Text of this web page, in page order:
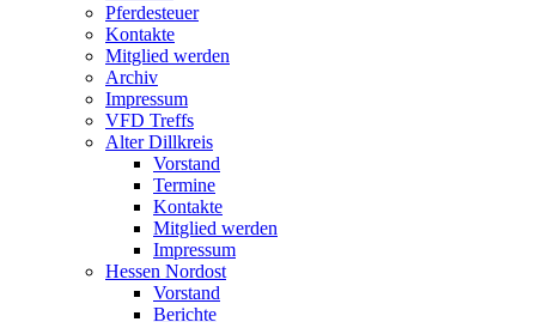
Pferdesteuer
Kontakte
Mitglied werden
Archiv
Impressum
VFD Treffs
Alter Dillkreis
Vorstand
Termine
Kontakte
Mitglied werden
Impressum
Hessen Nordost
Vorstand
Berichte